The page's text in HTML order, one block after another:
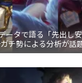
ータで語る「先出し
チ勢による分析が話